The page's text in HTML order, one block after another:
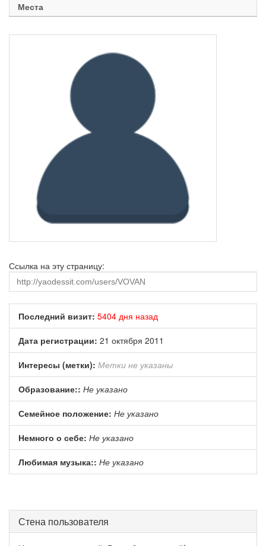
Места
Ссылка на эту страницу:
Последний визит: 5404 дня назад
Дата регистрации: 21 октября 2011
Интересы (метки): Метки не указаны
Образование:: Не указано
Семейное положение: Не указано
Немного о себе: Не указано
Любимая музыка:: Не указано
Стена пользователя